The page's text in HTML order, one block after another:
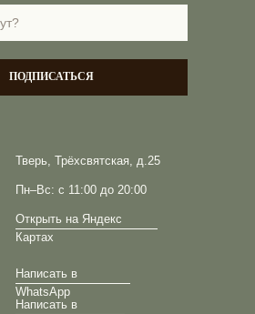
Тверь, Трёхсвятская, д.25
Пн–Вс: с 11:00 до 20:00
Открыть на Яндекс
Картах
Написать в
WhatsApp
Написать в
ПОДПИСАТЬСЯ